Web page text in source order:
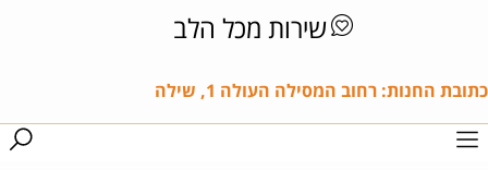
שירות מכל הלב
כתובת החנות: רחוב המסילה העולה 1, שילה